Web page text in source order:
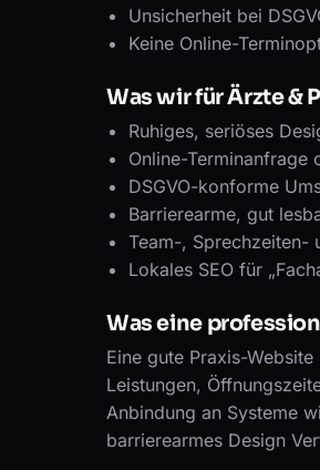
Unsicherheit bei
Keine Online-
Was wir für Ärzte &
Ruhiges, seriöses
Online-Terminanfrage
DSGVO-konforme
Barrierearme, gut
Team-, Sprechzeiten-
Lokales SEO für
Was eine
Eine gute Praxis-
Leistungen,
Anbindung an Systeme
barrierearmes Design